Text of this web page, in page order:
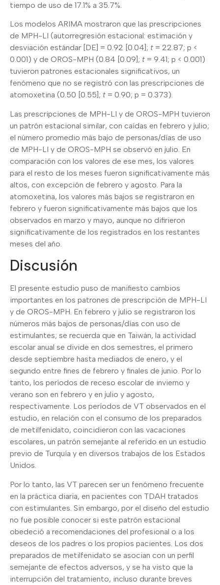
tiempo de uso de 17.1% a 35.7%.
Los modelos ARIMA mostraron que las prescripciones
de MPH-LI (autorregresión estacional: estimación y
desviación estándar [DE] = 0.92 [0.04]; t = 22.87; p <
0.001) y de OROS-MPH (0.84 [0.09]; t = 9.41; p < 0.001)
tuvieron patrones estacionales significativos, un
fenómeno que no se registró con las prescripciones de
atomoxetina (0.50 [0.55]; t = 0.90; p = 0.373).
Las prescripciones de MPH-LI y de OROS-MPH tuvieron
un patrón estacional similar, con caídas en febrero y julio;
el número promedio más bajo de personas/días de uso
de MPH-LI y de OROS-MPH se observó en julio. En
comparación con los valores de ese mes, los valores
para el resto de los meses fueron significativamente más
altos, con excepción de febrero y agosto. Para la
atomoxetina, los valores más bajos se registraron en
febrero y fueron significativamente más bajos que los
observados en marzo y mayo, aunque no difirieron
significativamente de los registrados en los restantes
meses del año.
Discusión
El presente estudio puso de manifiesto cambios
importantes en los patrones de prescripción de MPH-LI
y de OROS-MPH. En febrero y julio se registraron los
números más bajos de personas/días con uso de
estimulantes; se recuerda que en Taiwán, la actividad
escolar anual se divide en dos semestres, el primero
desde septiembre hasta mediados de enero, y el
segundo entre fines de febrero y finales de junio. Por lo
tanto, los períodos de receso escolar de invierno y
verano son en febrero y en julio y agosto,
respectivamente. Los períodos de VT observados en el
estudio, en relación con el consumo de los preparados
de metilfenidato, coincidieron con las vacaciones
escolares, un patrón semejante al referido en un estudio
previo de Turquía y en diversos trabajos de los Estados
Unidos.
Por lo tanto, las VT parecen ser un fenómeno frecuente
en la práctica diaria, en pacientes con TDAH tratados
con estimulantes. Sin embargo, por el diseño del estudio
no fue posible conocer si este patrón estacional
obedeció a recomendaciones del profesional o a los
deseos de los padres o los propios pacientes. Los dos
preparados de metilfenidato se asocian con un perfil
semejante de efectos adversos, y se ha visto que la
interrupción del tratamiento, incluso durante breves